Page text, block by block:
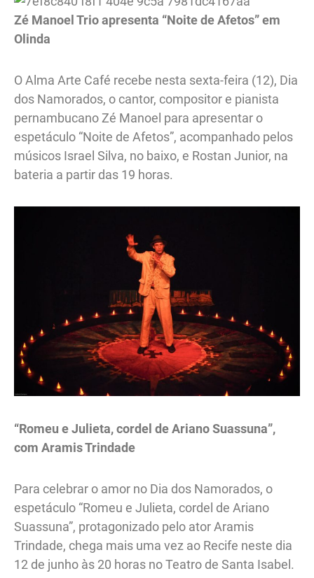
Zé Manoel Trio apresenta “Noite de Afetos” em
Olinda
O Alma Arte Café recebe nesta sexta-feira (12), Dia
dos Namorados, o cantor, compositor e pianista
pernambucano Zé Manoel para apresentar o
espetáculo “Noite de Afetos”, acompanhado pelos
músicos Israel Silva, no baixo, e Rostan Junior, na
bateria a partir das 19 horas.
“Romeu e Julieta, cordel de Ariano Suassuna”,
com Aramis Trindade
Para celebrar o amor no Dia dos Namorados, o
espetáculo “Romeu e Julieta, cordel de Ariano
Suassuna”, protagonizado pelo ator Aramis
Trindade, chega mais uma vez ao Recife neste dia
12 de junho às 20 horas no Teatro de Santa Isabel.